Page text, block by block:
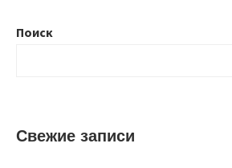
Поиск
Свежие записи